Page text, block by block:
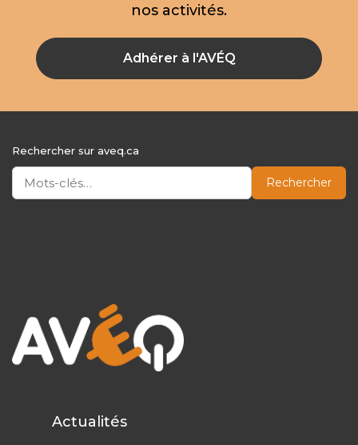
nos activités.
Adhérer à l'AVÉQ
Rechercher sur aveq.ca
Rechercher
Actualités